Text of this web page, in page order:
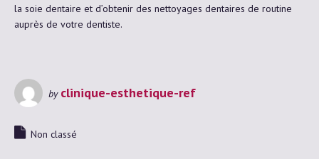
la soie dentaire et d’obtenir des nettoyages dentaires de routine
auprès de votre dentiste.
by clinique-esthetique-ref
Non classé